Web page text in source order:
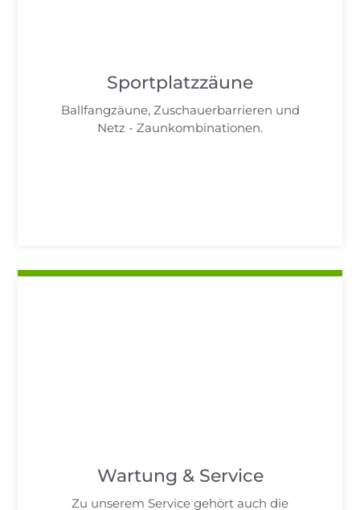
Sportplatzzäune
Ballfangzäune, Zuschauerbarrieren und
Netz - Zaunkombinationen.
Wartung & Service
Zu unserem Service gehört auch die